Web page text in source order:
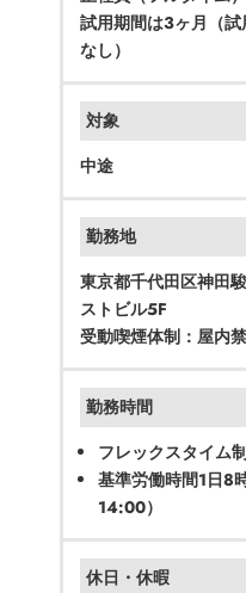
試用期間は3ヶ月（
なし）
対象
中途
勤務地
東京都千代田区神田
ストビル5F
受動喫煙体制：屋内
勤務時間
フレックスタイム
基準労働時間1日8
14:00）
休日・休暇